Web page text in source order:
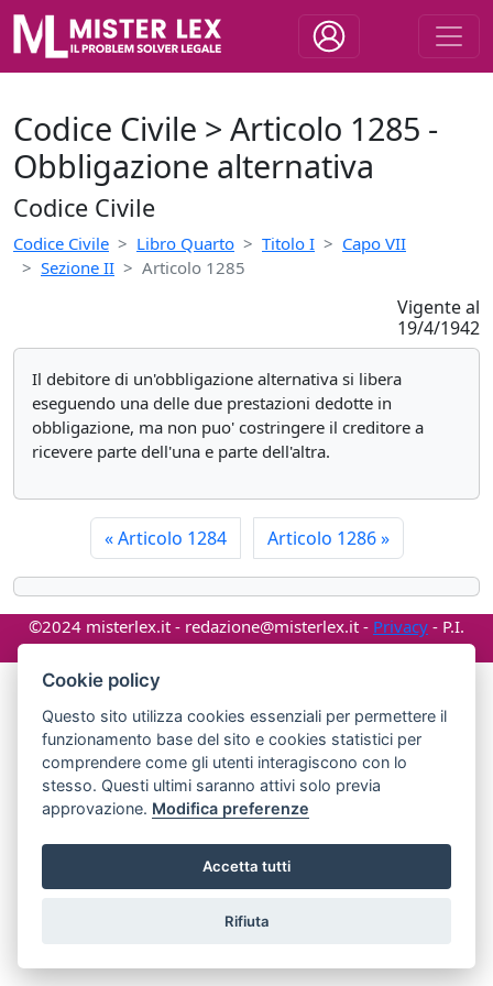
Codice Civile > Articolo 1285 -
Obbligazione alternativa
Codice Civile
Codice Civile Libro Quarto Titolo I
Capo VII
Sezione II
Articolo 1285
Vigente al
19/4/1942
Il debitore di un'obbligazione alternativa si libera
eseguendo una delle due prestazioni dedotte in
obbligazione, ma non puo' costringere il creditore a
ricevere parte dell'una e parte dell'altra.
«Articolo 1284 Articolo 1286»
©2024 misterlex.it - redazione@misterlex.it - Privacy - P.I.
02029690472
Cookie policy
Questo sito utilizza cookies essenziali per permettere il
funzionamento base del sito e cookies statistici per
comprendere come gli utenti interagiscono con lo
stesso. Questi ultimi saranno attivi solo previa
approvazione. Modifica preferenze
Accetta tutti
Rifiuta